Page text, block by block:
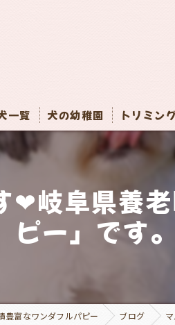
一覧 犬の幼稚園 トリミン
岐阜県養
ピー」です。
豊富なワンダフルパピー ブログ